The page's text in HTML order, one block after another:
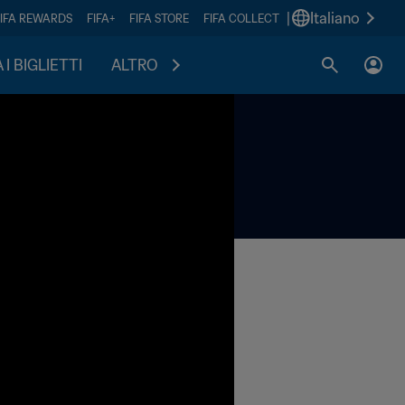
REWARDS FIFA+ FIFA STORE FIFA COLLECT Italiano
I BIGLIETTI ALTRO